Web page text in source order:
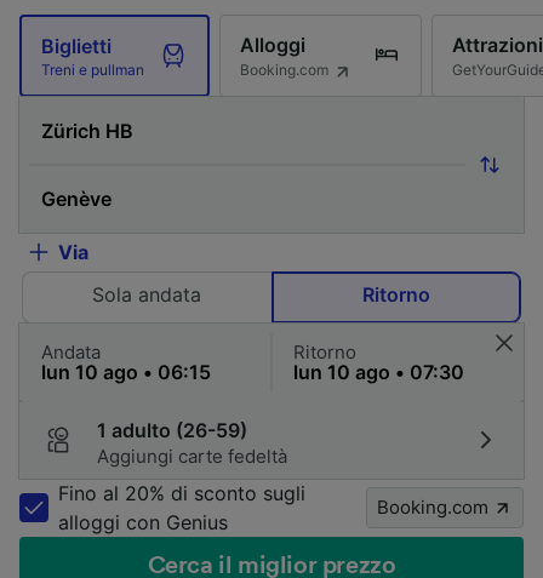
Biglietti
Treni e pullman
Alloggi
Booking.com
Attrazioni
Via
Sola andata
Ritorno
Andata Ritorno
1 adulto (26-59)
Aggiungi carte fedeltà
Fino al 20% di sconto sugli
alloggi con Genius
Booking.com
Cerca il miglior prezzo